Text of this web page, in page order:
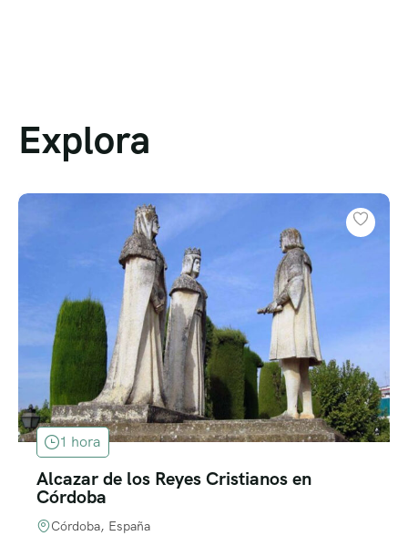
Explora
1 hora
Alcazar de los Reyes Cristianos en
Córdoba
Córdoba, España